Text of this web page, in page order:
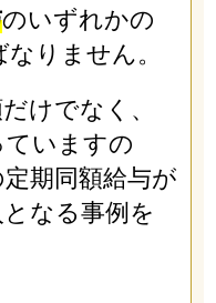
のいずれかの
りません。
けでなく、
いますの
期同額給与が
なる事例を